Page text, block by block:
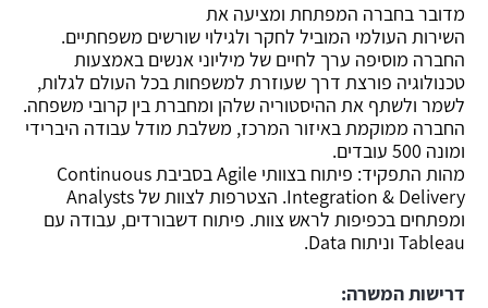
מדובר בחברה המפתחת ומציעה את
השירות העולמי המוביל לחקר ולגילוי שורשים משפחתיים.
החברה מוסיפה ערך לחיים של מיליוני אנשים באמצעות
טכנולוגיה פורצת דרך שעוזרת למשפחות בכל העולם לגלות,
לשמר ולשתף את ההיסטוריה שלהן ומחברת בין קרובי משפחה.
החברה ממוקמת באיזור המרכז, משלבת מודל עבודה היברידי
ומונה 500 עובדים.
מהות התפקיד: פיתוח בצוותי Agile בסביבת Continuous
Integration & Delivery. הצטרפות לצוות של Analysts
ומפתחים בכפיפות לראש צוות. פיתוח דשבורדים, עבודה עם
Tableau וניתוח Data.
דרישות המשרה: